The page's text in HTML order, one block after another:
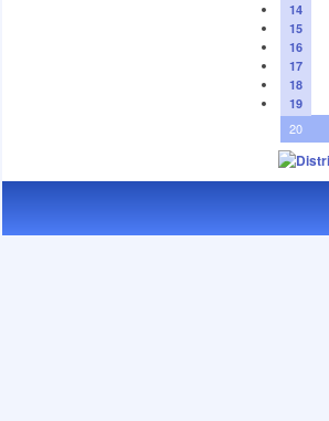
14
15
16
17
18
19
20